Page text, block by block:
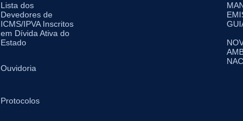
Lista dos
Devedores de
ICMS/IPVA Inscritos
em Dívida Ativa do
Estado
Ouvidoria
Protocolos